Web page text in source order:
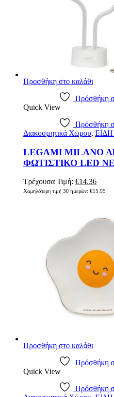
Προσθήκη στο καλάθι
Πρόσθήκη
Quick View
Πρόσθήκη
Διακοσμητικά Χώρου,
LEGAMI MILANO
ΦΩΤΙΣΤΙΚΟ LED
Τρέχουσα Τιμή: €14.36
Χαμηλότερη τιμή 30 ημερών: €15.95
Προσθήκη στο καλάθι
Πρόσθήκη
Quick View
Πρόσθήκη